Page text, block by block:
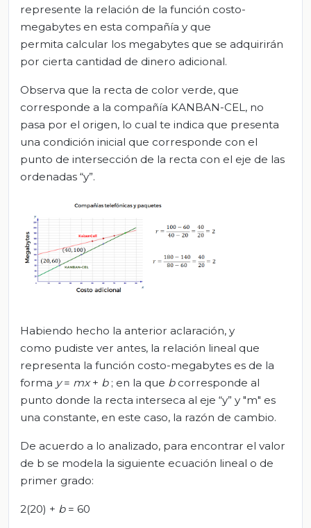
represente la relación de la función costo-
megabytes en esta compañía y que
permita calcular los megabytes que se adquirirán
por cierta cantidad de dinero adicional.
Observa que la recta de color verde, que
corresponde a la compañía KANBAN-CEL, no
pasa por el origen, lo cual te indica que presenta
una condición inicial que corresponde con el
punto de intersección de la recta con el eje de las
ordenadas “y”.
Habiendo hecho la anterior aclaración, y
como pudiste ver antes, la relación lineal que
representa la función costo-megabytes es de la
forma y= mx+ b ; en la que b corresponde al
punto donde la recta interseca al eje “y” y "m" es
una constante, en este caso, la razón de cambio.
De acuerdo a lo analizado, para encontrar el valor
de b se modela la siguiente ecuación lineal o de
primer grado:
2(20) + b = 60